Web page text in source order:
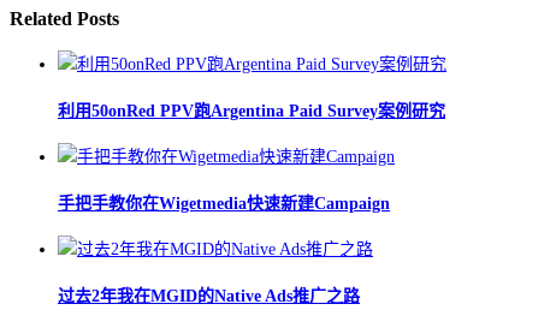
Related Posts
利用50onRed PPV跑Argentina Paid Survey案例研究
手把手教你在Wigetmedia快速新建Campaign
过去2年我在MGID的Native Ads推广之路